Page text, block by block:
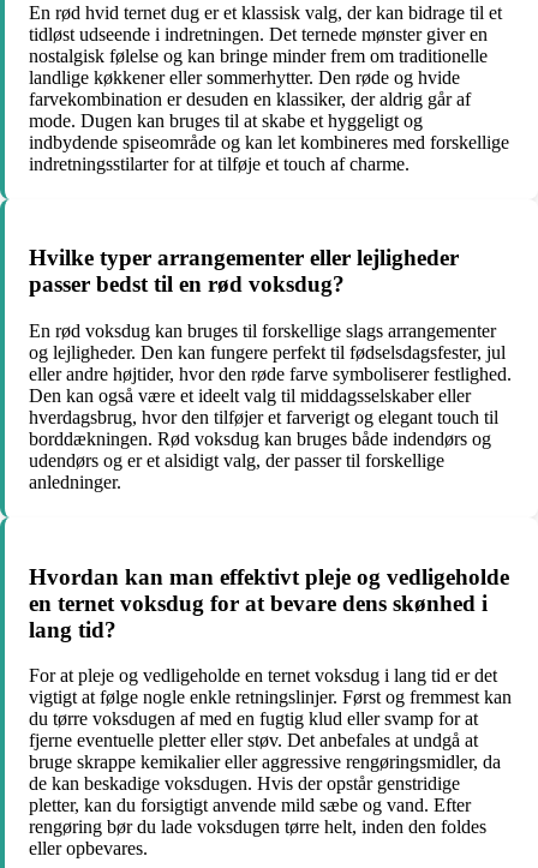
En rød hvid ternet dug er et klassisk valg, der kan bidrage til et
tidløst udseende i indretningen. Det ternede mønster giver en
nostalgisk følelse og kan bringe minder frem om traditionelle
landlige køkkener eller sommerhytter. Den røde og hvide
farvekombination er desuden en klassiker, der aldrig går af
mode. Dugen kan bruges til at skabe et hyggeligt og
indbydende spiseområde og kan let kombineres med forskellige
indretningsstilarter for at tilføje et touch af charme.
Hvilke typer arrangementer eller lejligheder
passer bedst til en rød voksdug?
En rød voksdug kan bruges til forskellige slags arrangementer
og lejligheder. Den kan fungere perfekt til fødselsdagsfester, jul
eller andre højtider, hvor den røde farve symboliserer festlighed.
Den kan også være et ideelt valg til middagsselskaber eller
hverdagsbrug, hvor den tilføjer et farverigt og elegant touch til
borddækningen. Rød voksdug kan bruges både indendørs og
udendørs og er et alsidigt valg, der passer til forskellige
anledninger.
Hvordan kan man effektivt pleje og vedligeholde
en ternet voksdug for at bevare dens skønhed i
lang tid?
For at pleje og vedligeholde en ternet voksdug i lang tid er det
vigtigt at følge nogle enkle retningslinjer. Først og fremmest kan
du tørre voksdugen af med en fugtig klud eller svamp for at
fjerne eventuelle pletter eller støv. Det anbefales at undgå at
bruge skrappe kemikalier eller aggressive rengøringsmidler, da
de kan beskadige voksdugen. Hvis der opstår genstridige
pletter, kan du forsigtigt anvende mild sæbe og vand. Efter
rengøring bør du lade voksdugen tørre helt, inden den foldes
eller opbevares.